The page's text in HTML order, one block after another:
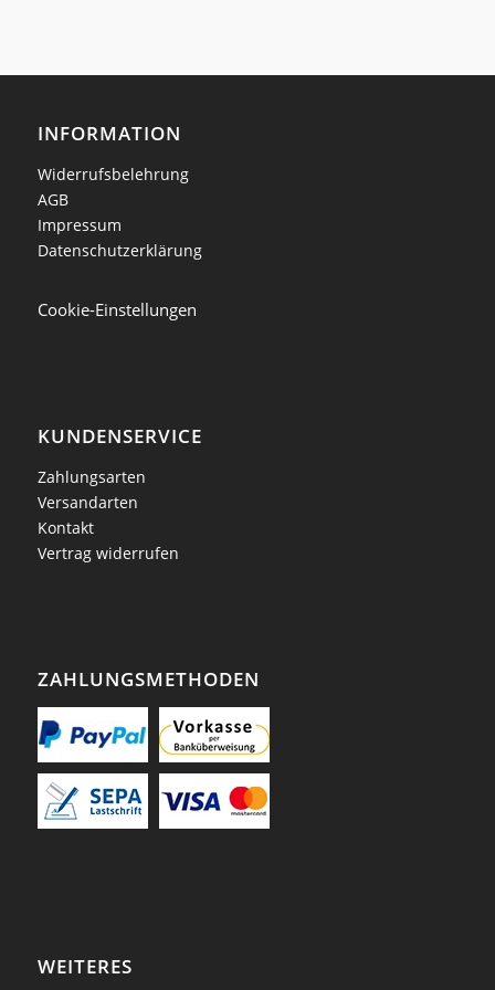
INFORMATION
Widerrufsbelehrung
AGB
Impressum
Datenschutzerklärung
Cookie-Einstellungen
KUNDENSERVICE
Zahlungsarten
Versandarten
Kontakt
Vertrag widerrufen
ZAHLUNGSMETHODEN
WEITERES